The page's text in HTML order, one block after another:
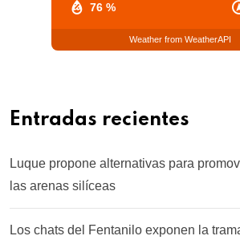
76 %
Weather from WeatherAPI
Entradas recientes
Luque propone alternativas para
las arenas silíceas
Los chats del Fentanilo exponen la